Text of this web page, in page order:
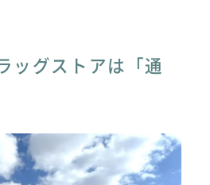
ッグストアは「通